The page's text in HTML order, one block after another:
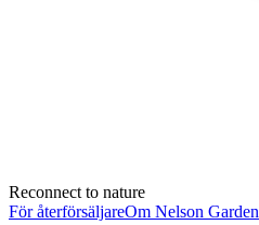
Reconnect to nature
För återförsäljareOm Nelson Garden